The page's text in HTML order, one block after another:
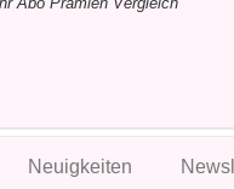
Neuigkeiten